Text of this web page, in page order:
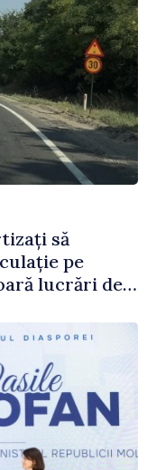
să
pe
lucrări de